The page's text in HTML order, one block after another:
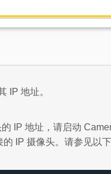
IP 地址。
IP 地址，请启动
IP 摄像头。请参见以